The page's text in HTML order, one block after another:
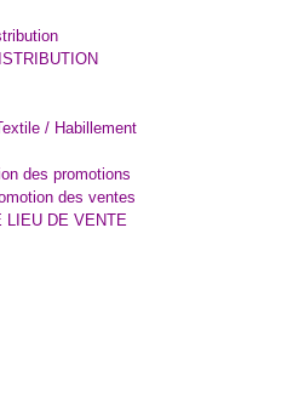
/ Habillement
des promotions
des ventes
LIEU DE VENTE